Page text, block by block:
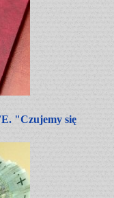
"Czujemy się